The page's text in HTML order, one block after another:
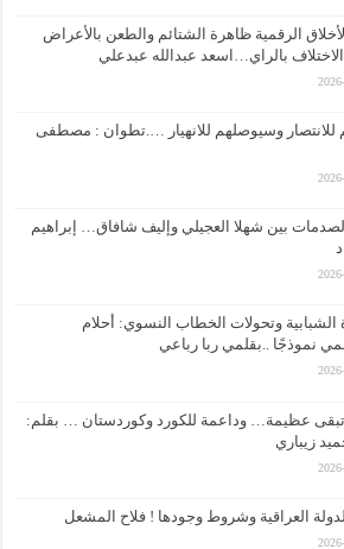
الأخلاق الرقمية ظاهرة الشتائم والطعن بالأعراض
بالراي…اسعد عبدالله عبدعلي
للانتصار وسيوصلهم للانهيار ….تطوان : مصطفى
بين شهلا العجيلي وإليف شافاق… إبراهيم
الشبابية وتحولات الخطاب النسوي: أحلام
نموذجًا ..بقلمي ربا رباعي
تبقى عظيمة… وداعمة للكورد وكوردستان … بقلم:
زيباري
العراقية وشروط وجودها ! فلاح المشعل